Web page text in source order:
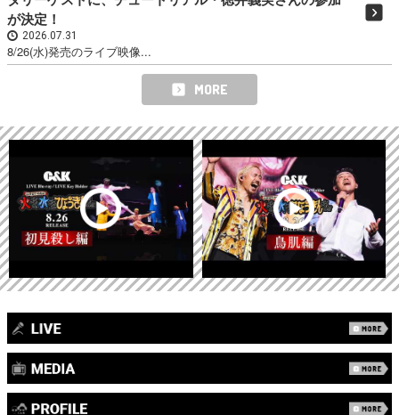
が決定！
2026.07.31
8/26(水)発売のライブ映像...
MORE